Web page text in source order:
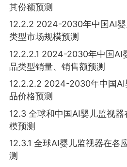
其份额预测
12.2.2 2024-2030年中国AI
类型市场规模预测
12.2.2.1 2024-2030年中国AI
品类型销量、销售额预测
12.2.2.2 2024-2030年中国AI
品价格预测
12.3 全球和中国AI婴儿监视
模预测
12.3.1 全球AI婴儿监视器在各
测